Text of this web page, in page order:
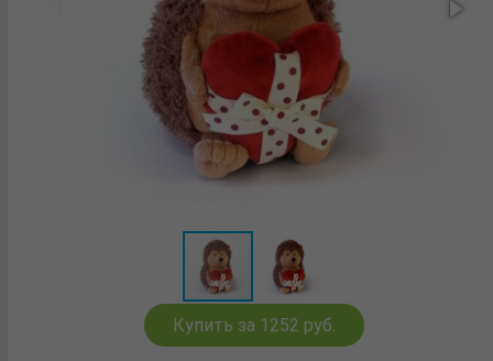
Купить за 1252 руб.